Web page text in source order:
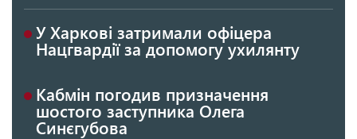
У Харкові затримали офіцера
Нацгвардії за допомогу ухилянту
Кабмін погодив призначення
шостого заступника Олега
Синєгубова